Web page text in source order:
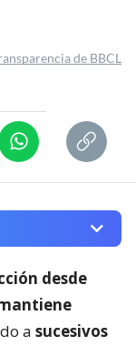
de BBCL
desde
a sucesivos